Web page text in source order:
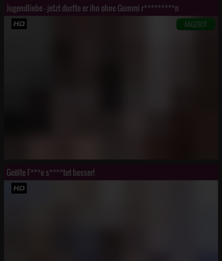
Jugendliebe - jetzt durfte er ihn ohne Gummi r*********n
ANGEBOT
Geölte F***e s****tet besser!